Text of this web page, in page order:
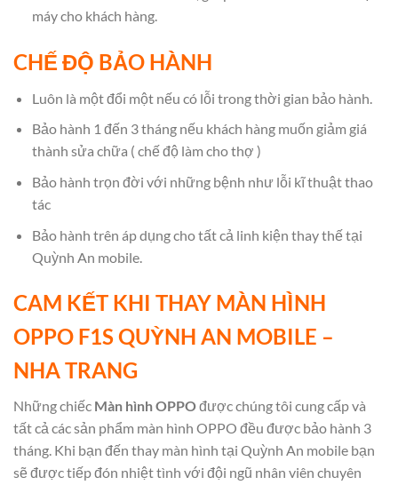
máy cho khách hàng.
CHẾ ĐỘ BẢO HÀNH
Luôn là một đổi một nếu có lỗi trong thời gian bảo hành.
Bảo hành 1 đến 3 tháng nếu khách hàng muốn giảm giá
thành sửa chữa ( chế độ làm cho thợ )
Bảo hành trọn đời với những bệnh như lỗi kĩ thuật thao
tác
Bảo hành trên áp dụng cho tất cả linh kiện thay thế tại
Quỳnh An mobile.
CAM KẾT KHI THAY MÀN HÌNH
OPPO F1S QUỲNH AN MOBILE –
NHA TRANG
Những chiếc Màn hình OPPOđược chúng tôi cung cấp và
tất cả các sản phẩm màn hình OPPO đều được bảo hành 3
tháng. Khi bạn đến thay màn hình tại Quỳnh An mobile bạn
sẽ được tiếp đón nhiệt tình với đội ngũ nhân viên chuyên